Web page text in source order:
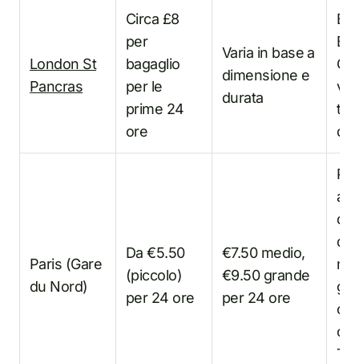
London St
Pancras
Circa £8
per
bagaglio
per le
prime 24
ore
Varia in base a
dimensione e
durata
Paris (Gare
du Nord)
Da €5.50
(piccolo)
per 24 ore
€7.50 medio,
€9.50 grande
per 24 ore
alla